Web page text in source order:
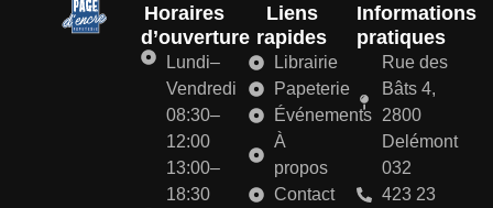
Horaires
d’ouverture
Lundi–
Vendredi
08:30–
12:00
13:00–
18:30
Liens
rapides
Librairie
Papeterie
Événements
À
propos
Contact
Informations
pratiques
Rue des
Bâts 4,
2800
Delémont
032
423 23